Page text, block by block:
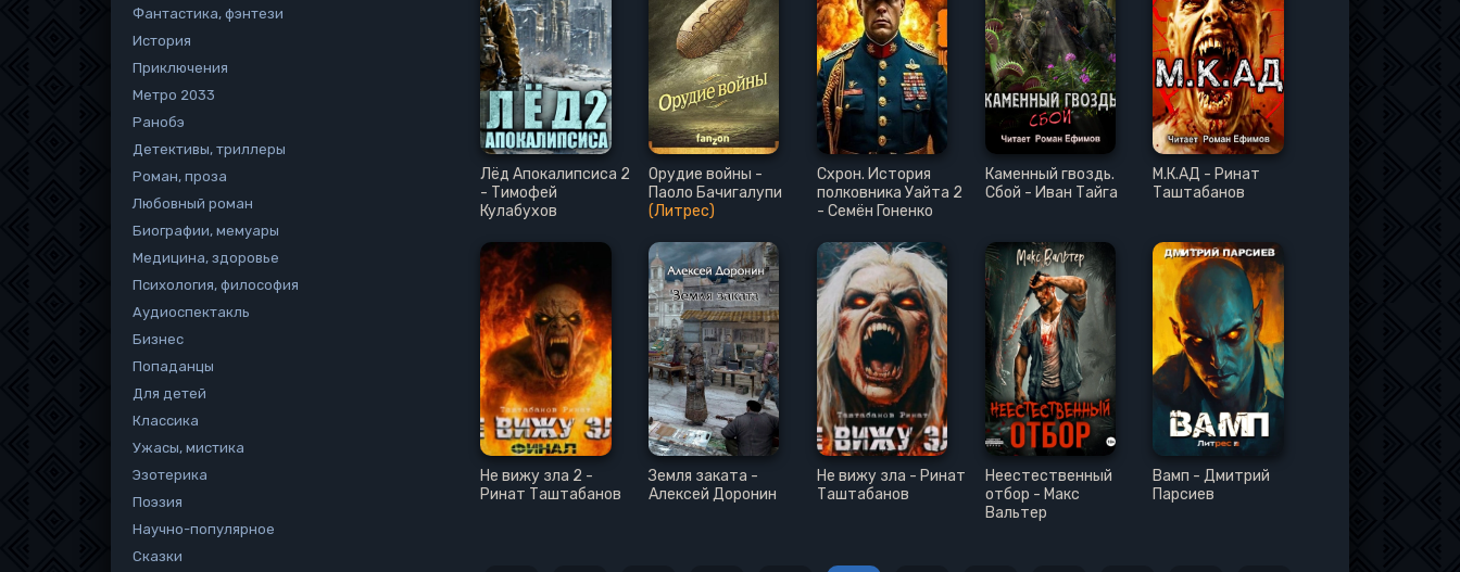
Лёд Апокалипсиса 2
- Тимофей
Кулабухов
Орудие войны -
Паоло Бачигалупи
(Литрес)
Схрон. История
полковника Уайта 2
- Семён Гоненко
Каменный гвоздь.
Сбой - Иван Тайга
М.К.АД - Ринат
Таштабанов
Не вижу зла 2 -
Ринат Таштабанов
Земля заката -
Алексей Доронин
Не вижу зла - Ринат
Таштабанов
Неестественный
отбор - Макс
Вальтер
Вамп - Дмитрий
Парсиев
Фантастика, фэнтези
История
Приключения
Метро 2033
Ранобэ
Детективы, триллеры
Роман, проза
Любовный роман
Биографии, мемуары
Медицина, здоровье
Психология, философия
Аудиоспектакль
Бизнес
Попаданцы
Для детей
Классика
Ужасы, мистика
Эзотерика
Поэзия
Научно-популярное
Сказки